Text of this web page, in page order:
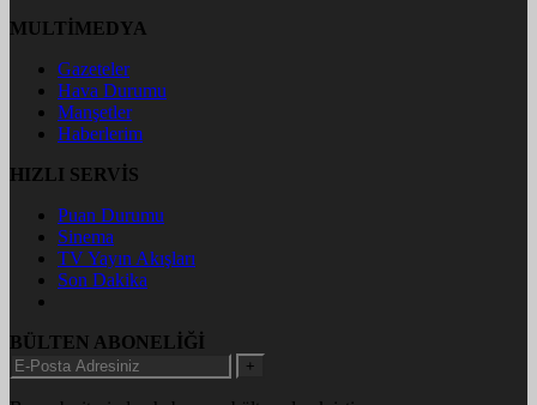
MULTİMEDYA
Gazeteler
Hava Durumu
Manşetler
Haberlerim
HIZLI SERVİS
Puan Durumu
Sinema
TV Yayın Akışları
Son Dakika
BÜLTEN ABONELİĞİ
+